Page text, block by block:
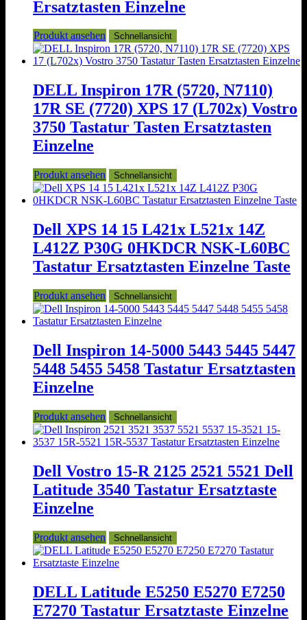
Ersatztasten Einzelne
Produkt ansehen Schnellansicht
DELL Inspiron 17R (5720, N7110)
17R SE (7720) XPS 17 (L702x) Vostro
3750 Tastatur Tasten Ersatztasten
Einzelne
Produkt ansehen Schnellansicht
Dell XPS 14 15 L421x L521x 14Z
L412Z P30G 0HKDCR NSK-L60BC
Tastatur Ersatztasten Einzelne Taste
Produkt ansehen Schnellansicht
Dell Inspiron 14-5000 5443 5445 5447
5448 5455 5458 Tastatur Ersatztasten
Einzelne
Produkt ansehen Schnellansicht
Dell Vostro 15-R 2125 2521 5521 Dell
Latitude 3540 Tastatur Ersatztaste
Einzelne
Produkt ansehen Schnellansicht
DELL Latitude E5250 E5270 E7250
E7270 Tastatur Ersatztaste Einzelne